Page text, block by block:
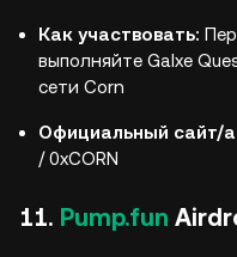
Как участвовать:
выполняйте Galxe
сети Corn
Официальный сайт/
/ 0xCORN
11. Pump.fun